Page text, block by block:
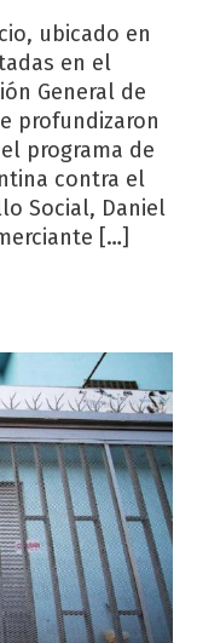
ubicado en
en el
General de
profundizaron
programa de
contra el
Social, Daniel
[…]